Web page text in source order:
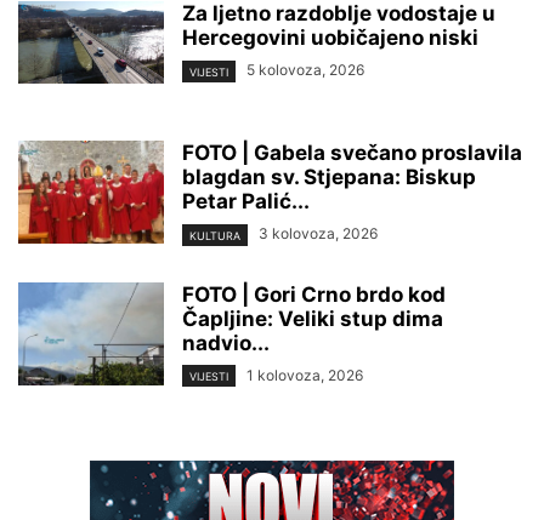
Za ljetno razdoblje vodostaje u
Hercegovini uobičajeno niski
VIJESTI 5 kolovoza, 2026
FOTO | Gabela svečano proslavila
blagdan sv. Stjepana: Biskup
Petar Palić...
KULTURA 3 kolovoza, 2026
FOTO | Gori Crno brdo kod
Čapljine: Veliki stup dima
nadvio...
VIJESTI 1 kolovoza, 2026